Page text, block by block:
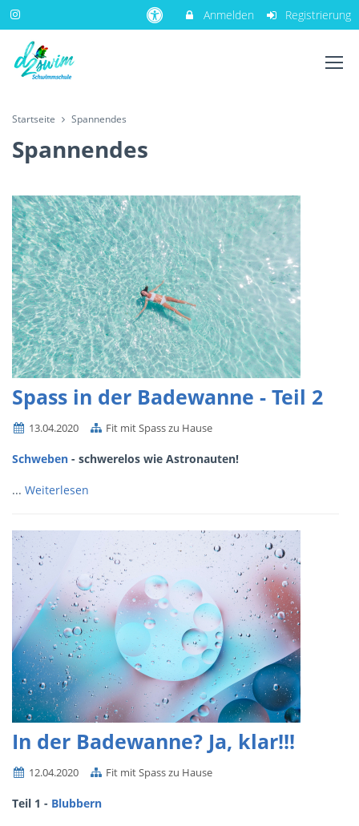
Anmelden Registrierung
Startseite Spannendes
Spannendes
Spass in der Badewanne - Teil 2
13.04.2020 Fit mit Spass zu Hause
Schweben - schwerelos wie Astronauten!
... Weiterlesen
In der Badewanne? Ja, klar!!!
12.04.2020 Fit mit Spass zu Hause
Teil 1 - Blubbern